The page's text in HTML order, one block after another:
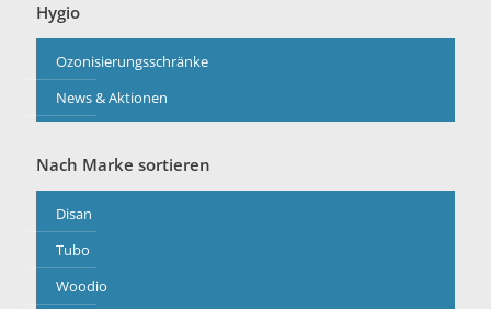
Hygio
Ozonisierungsschränke
News & Aktionen
Nach Marke sortieren
Disan
Tubo
Woodio